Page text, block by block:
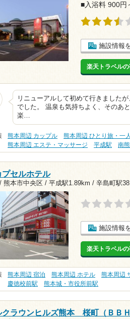
■入浴料 900円
施設情報
楽天トラベル
リニューアルして初めて行きました
でした。 温泉も気持ちよく、そのあ
楽…
熊本周辺 カップル 熊本周辺 ひとり旅・一
熊本周辺 エステ・マッサージ
平成駅 南
プセルホテル
熊本市中央区 / 平成駅1.89km / 辛島町駅
施設情報
楽天トラベル
熊本周辺 宿泊 熊本周辺 ホテル 熊本周辺
慶徳校前駅
熊本城・市役所前駅
クラウンヒルズ熊本 桜町（ＢＢ